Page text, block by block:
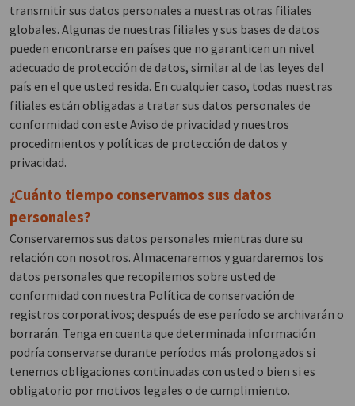
transmitir sus datos personales a nuestras otras filiales
globales. Algunas de nuestras filiales y sus bases de datos
pueden encontrarse en países que no garanticen un nivel
adecuado de protección de datos, similar al de las leyes del
país en el que usted resida. En cualquier caso, todas nuestras
filiales están obligadas a tratar sus datos personales de
conformidad con este Aviso de privacidad y nuestros
procedimientos y políticas de protección de datos y
privacidad.
¿Cuánto tiempo conservamos sus datos
personales?
Conservaremos sus datos personales mientras dure su
relación con nosotros. Almacenaremos y guardaremos los
datos personales que recopilemos sobre usted de
conformidad con nuestra Política de conservación de
registros corporativos; después de ese período se archivarán o
borrarán. Tenga en cuenta que determinada información
podría conservarse durante períodos más prolongados si
tenemos obligaciones continuadas con usted o bien si es
obligatorio por motivos legales o de cumplimiento.